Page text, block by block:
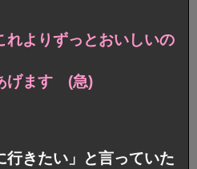
れよりずっとおいしいの
げます (急)
行きたい」と言っていた